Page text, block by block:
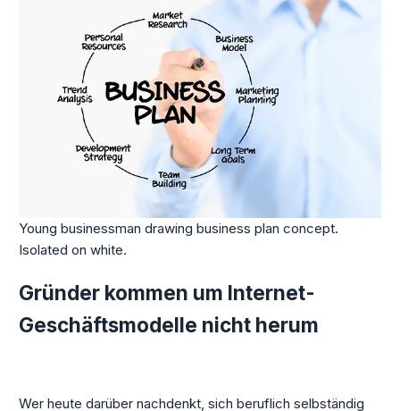
Young businessman drawing business plan concept.
Isolated on white.
Gründer kommen um Internet-
Geschäftsmodelle nicht herum
Wer heute darüber nachdenkt, sich beruflich selbständig